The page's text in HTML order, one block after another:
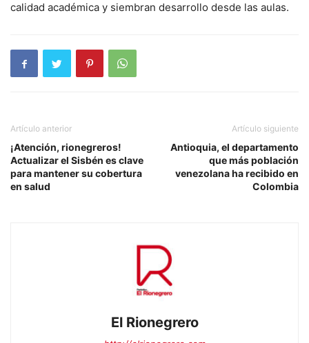
calidad académica y siembran desarrollo desde las aulas.
Artículo anterior
¡Atención, rionegreros!
Actualizar el Sisbén es clave
para mantener su cobertura
en salud
Artículo siguiente
Antioquia, el departamento
que más población
venezolana ha recibido en
Colombia
El Rionegrero